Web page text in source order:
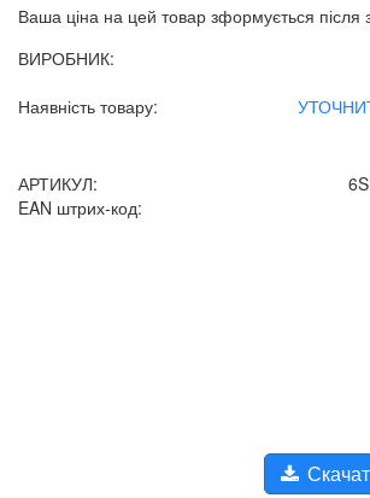
Ваша ціна на цей товар зформується після
ВИРОБНИК:
Наявність товару:
АРТИКУЛ:
EAN штрих-код: